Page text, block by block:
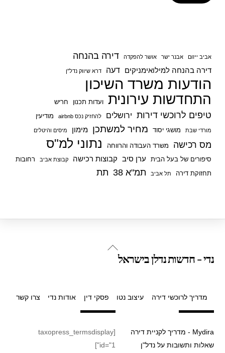
אביב ייזום אבנר ישר אושר להפקדה דירה בהנחה
דירה בהנחה למילואימניקים דעה דרא שיווק נדל"ן
הודעות משרד השיכון
התחדשות עירונית ועדות תכנון חריש
טיפים לרוכשי דירות ירושלים להחזיק נכס airbnb מודיעין
מורדי שבת מושגי יסוד מחיר למשתכן מימון מיסים והיטלים
מס רכישה משרד העבודה והרווחה נתוני למ"ס
סיפורים של בעל הבית ערן סיב קבוצות רכישה קבוצת אביב
רחובות
תחזוקת דירה
תל אביב תמ"א 38 תת
Back
נדי - חדשות נדלן בישראל
מדריך לרוכשי דירה עיצוב נטו פסקי דין אודות נדי צרו קשר
Mydira - מדריך לקניית דירה
שאלות ותשובות על נדל"ן
[taxopress_termsdisplay
id="1"]